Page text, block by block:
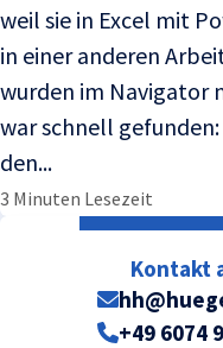
weil sie in Excel mit
in einer anderen
wurden im Navigator
war schnell
den...
3 Minuten Lesezeit
Kontakt
+49 6074